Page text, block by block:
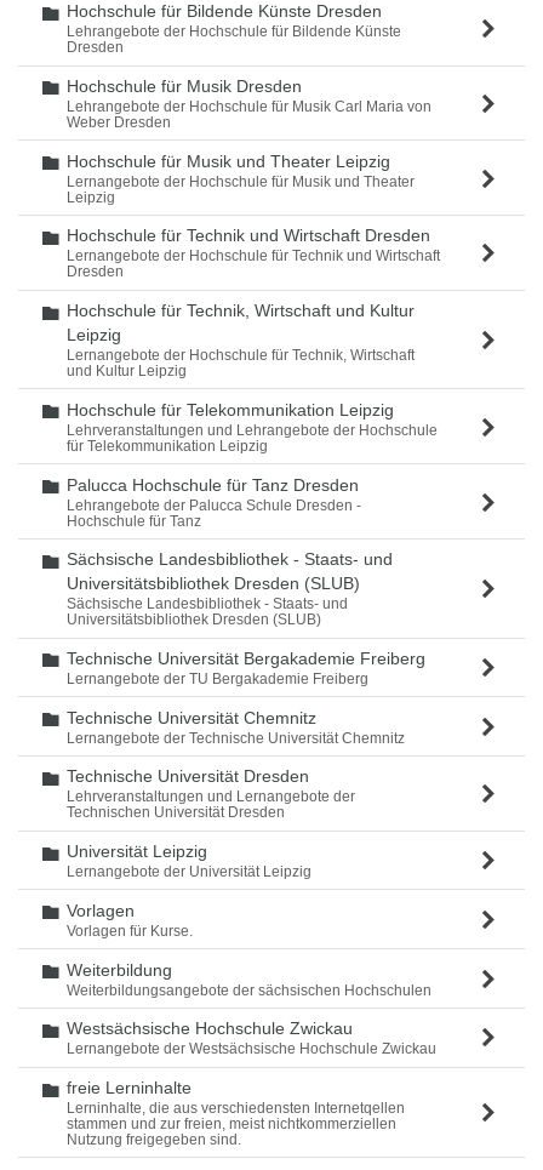
Ordner
Hochschule für Bildende Künste Dresden
Lehrangebote der Hochschule für Bildende Künste
Dresden
Ordner
Hochschule für Musik Dresden
Lehrangebote der Hochschule für Musik Carl Maria von
Weber Dresden
Ordner
Hochschule für Musik und Theater Leipzig
Lernangebote der Hochschule für Musik und Theater
Leipzig
Ordner
Hochschule für Technik und Wirtschaft Dresden
Lernangebote der Hochschule für Technik und Wirtschaft
Dresden
Ordner
Hochschule für Technik, Wirtschaft und Kultur
Leipzig
Lernangebote der Hochschule für Technik, Wirtschaft
und Kultur Leipzig
Ordner
Hochschule für Telekommunikation Leipzig
Lehrveranstaltungen und Lehrangebote der Hochschule
für Telekommunikation Leipzig
Ordner
Palucca Hochschule für Tanz Dresden
Lehrangebote der Palucca Schule Dresden -
Hochschule für Tanz
Ordner
Sächsische Landesbibliothek - Staats- und
Universitätsbibliothek Dresden (SLUB)
Sächsische Landesbibliothek - Staats- und
Universitätsbibliothek Dresden (SLUB)
Ordner
Technische Universität Bergakademie Freiberg
Lernangebote der TU Bergakademie Freiberg
Ordner
Technische Universität Chemnitz
Lernangebote der Technische Universität Chemnitz
Ordner
Technische Universität Dresden
Lehrveranstaltungen und Lernangebote der
Technischen Universität Dresden
Ordner
Universität Leipzig
Lernangebote der Universität Leipzig
Ordner
Vorlagen
Vorlagen für Kurse.
Ordner
Weiterbildung
Weiterbildungsangebote der sächsischen Hochschulen
Ordner
Westsächsische Hochschule Zwickau
Lernangebote der Westsächsische Hochschule Zwickau
Ordner
freie Lerninhalte
Lerninhalte, die aus verschiedensten Internetqellen
stammen und zur freien, meist nichtkommerziellen
Nutzung freigegeben sind.